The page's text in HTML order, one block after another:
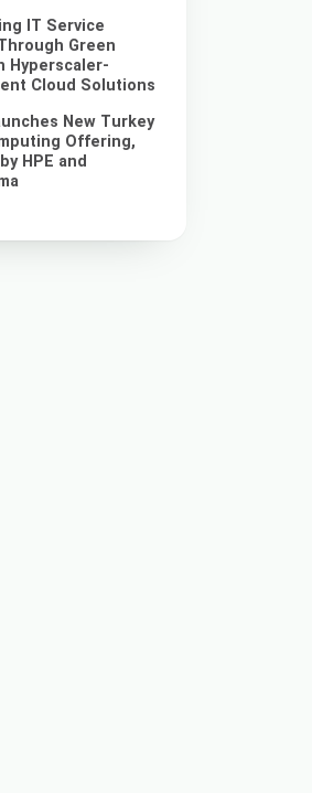
IT Service
Green
Hyperscaler-
Cloud Solutions
New Turkey
Offering,
HPE and